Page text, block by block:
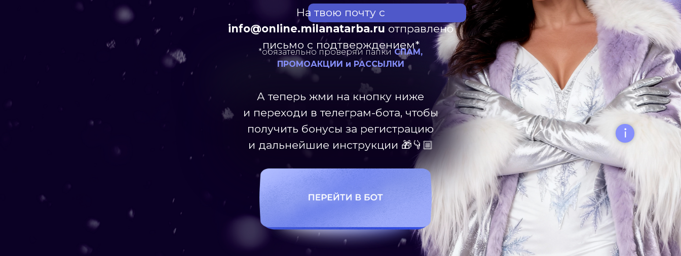
А теперь жми на кнопку ниже
и переходи в телеграм-бота, чтобы
получить бонусы за регистрацию
и дальнейшие инструкции 🎁👇🏼
*обязательно проверяй папки СПАМ,
ПРОМОАКЦИИ и РАССЫЛКИ
На твою почту с
info@online.milanatarba.ru отправлено
письмо с подтверждением*